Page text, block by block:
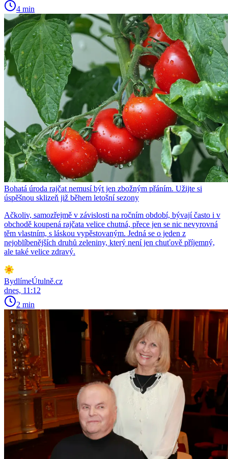
4 min
Bohatá úroda rajčat nemusí být jen zbožným přáním. Užijte si
úspěšnou sklizeň již během letošní sezony
Ačkoliv, samozřejmě v závislosti na ročním období, bývají často i v
obchodě koupená rajčata velice chutná, přece jen se nic nevyrovná
těm vlastním, s láskou vypěstovaným. Jedná se o jeden z
nejoblíbenějších druhů zeleniny, který není jen chuťově příjemný,
ale také velice zdravý.
BydlímeÚtulně.cz
dnes, 11:12
2 min